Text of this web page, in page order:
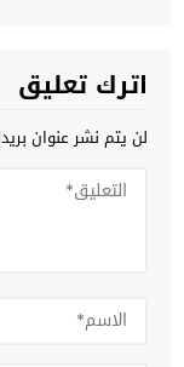
اترك تعليق
لن يتم نشر عنوان